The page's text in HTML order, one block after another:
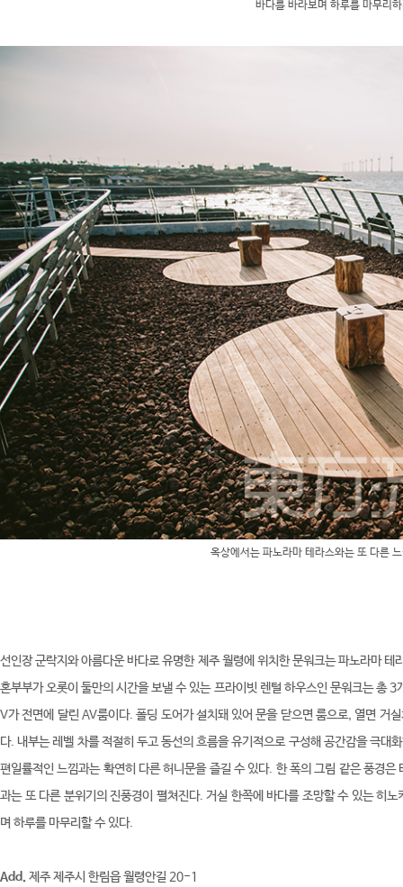
바다를 바라보며 하루를 마무리
옥상에서는 파노라마 테라스와는 또 다른
선인장 군락지와 아름다운 바다로 유명한 제주 월령에 위치한 문워크는 파노라마
혼부부가 오롯이 둘만의 시간을 보낼 수 있는 프라이빗 렌털 하우스인 문워크는 총
V가 전면에 달린 AV룸이다. 폴딩 도어가 설치돼 있어 문을 닫으면 룸으로, 열면 거
다. 내부는 레벨 차를 적절히 두고 동선의 흐름을 유기적으로 구성해 공간감을 극대
편일률적인 느낌과는 확연히 다른 허니문을 즐길 수 있다. 한 폭의 그림 같은 풍경
과는 또 다른 분위기의 진풍경이 펼쳐진다. 거실 한쪽에 바다를 조망할 수 있는 히
며 하루를 마무리할 수 있다.
Add. 제주 제주시 한림읍 월령안길 20-1